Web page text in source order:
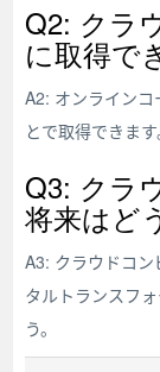
Q2: クラ
に取得で
A2: オンラインコ
とで取得できます
Q3: クラ
将来はど
A3: クラウドコ
タルトランスフ
う。